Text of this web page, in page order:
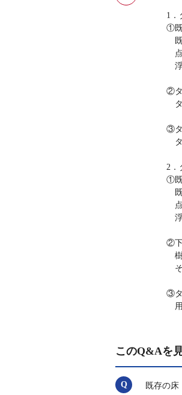
1．
①既
既
点
浮
②タ
タ
③タ
タ
2．
①既
既
点
浮
②
樹
そ
③タ
用
このQ&Aを
既存の床